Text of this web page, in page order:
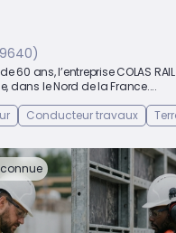
60 ans, l’entreprise COLAS
dans le Nord de la France....
Conducteur travaux